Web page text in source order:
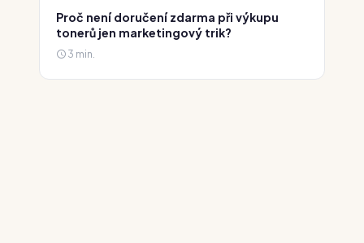
Proč není doručení zdarma při výkupu
tonerů jen marketingový trik?
3 min.